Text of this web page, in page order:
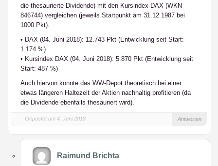
die thesaurierte Dividende) mit den Kursindex-DAX (WKN
846744) vergleichen (jeweils Startpunkt am 31.12.1987 bei
1000 Pkt):
• DAX (04. Juni 2018): 12.743 Pkt (Entwicklung seit Start:
1.174 %)
• Kursindex DAX (04. Juni 2018): 5.870 Pkt (Entwicklung seit
Start: 487 %)
Auch hiervon könnte das WW-Depot theoretisch bei einer
etwas längeren Haltezeit der Aktien nachhaltig profitieren (da
die Dividende ebenfalls thesauriert wird).
Gepostet am 4. Juni 2018 Antworten
Raimund Brichta